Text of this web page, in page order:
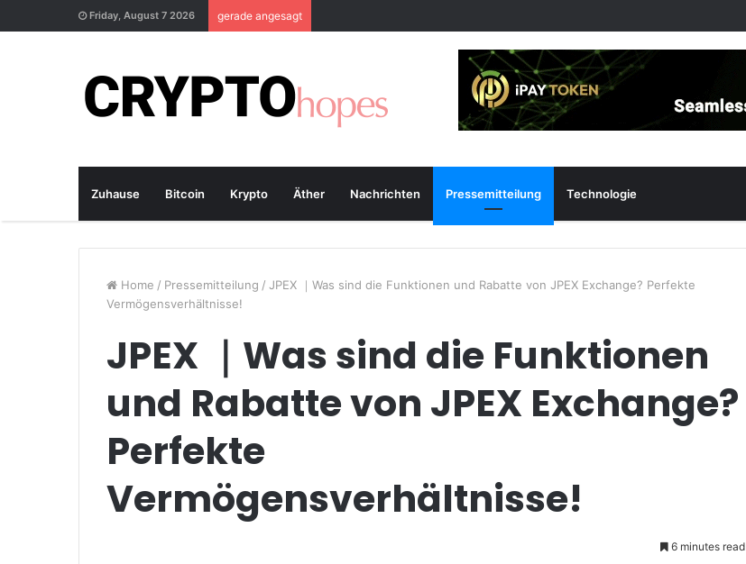
Friday, August 7 2026 gerade angesagt
Zuhause Bitcoin Krypto Äther Nachrichten Pressemitteilung Technologie
Home / Pressemitteilung / JPEX ｜Was sind die Funktionen und Rabatte von JPEX Exchange? Perfekte
Vermögensverhältnisse!
JPEX ｜Was sind die Funktionen
und Rabatte von JPEX Exchange?
Perfekte
Vermögensverhältnisse!
6 minutes read